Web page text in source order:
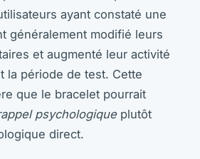
ayant constaté une
généralement modifié leurs
et augmenté leur activité
la période de test. Cette
que le bracelet pourrait
psychologiqueplutôt
direct.